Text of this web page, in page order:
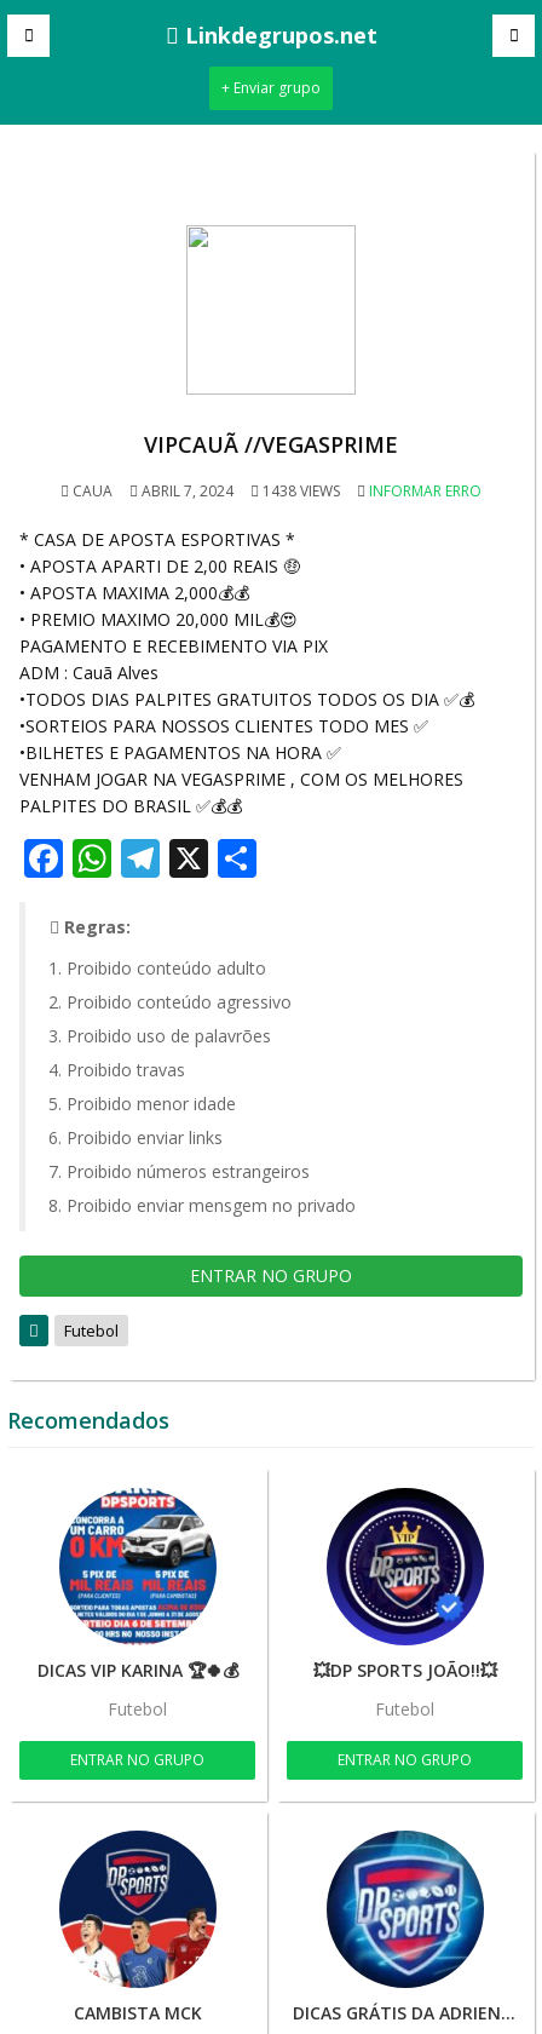
Linkdegrupos.net
+ Enviar grupo
VIPCAUÃ //VEGASPRIME
CAUA ABRIL 7, 2024 1438 VIEWS INFORMAR ERRO
* CASA DE APOSTA ESPORTIVAS *
• APOSTA APARTI DE 2,00 REAIS 🤑
• APOSTA MAXIMA 2,000💰💰
• PREMIO MAXIMO 20,000 MIL💰😍
PAGAMENTO E RECEBIMENTO VIA PIX
ADM : Cauã Alves
•TODOS DIAS PALPITES GRATUITOS TODOS OS DIA ✅️💰
•SORTEIOS PARA NOSSOS CLIENTES TODO MES ✅️
•BILHETES E PAGAMENTOS NA HORA ✅️
VENHAM JOGAR NA VEGASPRIME , COM OS MELHORES
PALPITES DO BRASIL ✅️💰💰
Facebook
WhatsApp
Telegram
X
Regras:
Proibido conteúdo adulto
Proibido conteúdo agressivo
Proibido uso de palavrões
Proibido travas
Proibido menor idade
Proibido enviar links
Proibido números estrangeiros
Proibido enviar mensgem no privado
ENTRAR NO GRUPO
Futebol
Recomendados
DICAS VIP KARINA 🏆🍀💰
Futebol
ENTRAR NO GRUPO
💥DP SPORTS JOÃO!!💥
Futebol
ENTRAR NO GRUPO
CAMBISTA MCK
DICAS GRÁTIS DA ADRIENE 🔥🍀💰🚀